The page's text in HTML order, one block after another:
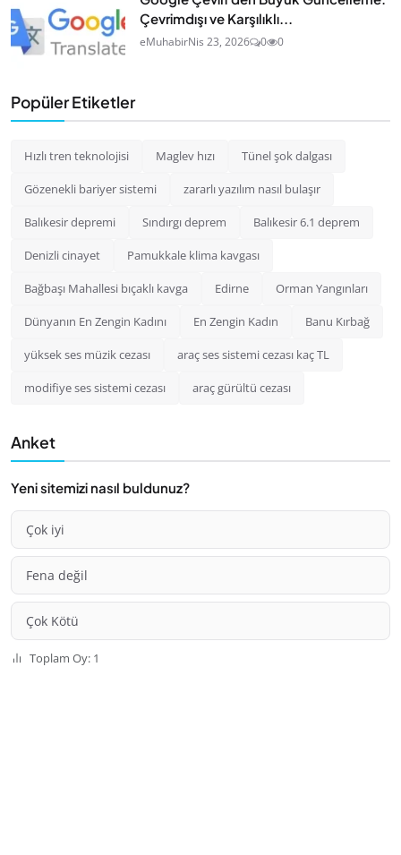
Çevrimdışı ve Karşılıklı...
eMuhabirNis 23, 2026 0 0
Popüler Etiketler
Hızlı tren teknolojisi Maglev hızı Tünel şok dalgası
Gözenekli bariyer sistemi zararlı yazılım nasıl bulaşır
Balıkesir depremi Sındırgı deprem Balıkesir 6.1 deprem
Denizli cinayet Pamukkale klima kavgası
Bağbaşı Mahallesi bıçaklı kavga Edirne Orman Yangınları
Dünyanın En Zengin Kadını En Zengin Kadın Banu Kırbağ
yüksek ses müzik cezası araç ses sistemi cezası kaç TL
modifiye ses sistemi cezası araç gürültü cezası
Anket
Yeni sitemizi nasıl buldunuz?
Çok iyi
Fena değil
Çok Kötü
Toplam Oy: 1